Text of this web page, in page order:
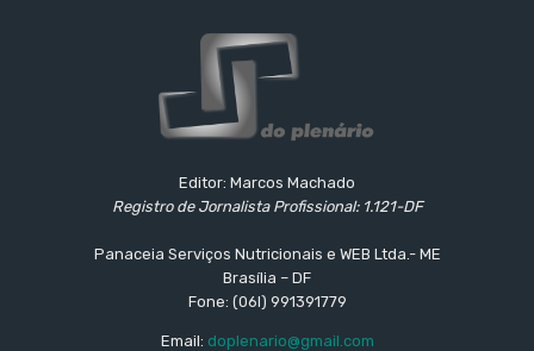
Editor: Marcos Machado
Registro de Jornalista Profissional: 1.121-DF
Panaceia Serviços Nutricionais e WEB Ltda.- ME
Brasília – DF
Fone: (06l) 991391779
Email: doplenario@gmail.com